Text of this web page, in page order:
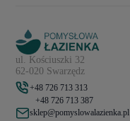
ul. Kościuszki 32
62-020 Swarzędz
+48 726 713 313
+48 726 713 387
sklep@pomyslowalazienka.pl